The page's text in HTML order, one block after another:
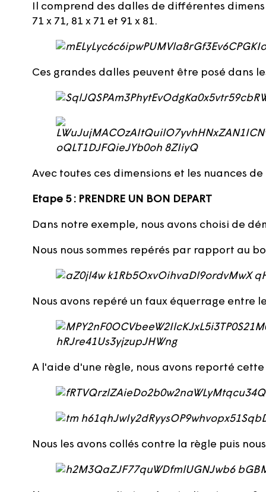
Il comprend des dalles de différentes
71 x 71, 81 x 71 et 91 x 81.
Ces grandes dalles peuvent être posé dans
Avec toutes ces dimensions et les nuances
Etape 5 : PRENDRE UN BON DEPART
Dans notre exemple, nous avons choisi de
Nous nous sommes repérés par rapport au
Nous avons repéré un faux équerrage entre
A l'aide d'une règle, nous avons reporté
Nous les avons collés contre la règle puis